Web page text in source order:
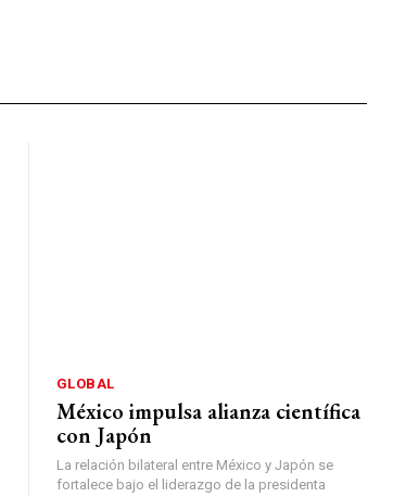
GLOBAL
México impulsa alianza científica
con Japón
La relación bilateral entre México y Japón se
fortalece bajo el liderazgo de la presidenta